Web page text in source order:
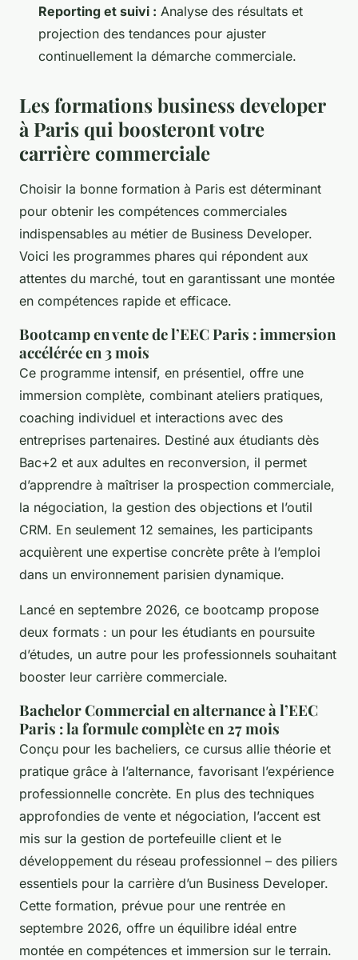
Reporting et suivi : Analyse des résultats et
projection des tendances pour ajuster
continuellement la démarche commerciale.
Les formations business developer
à Paris qui boosteront votre
carrière commerciale
Choisir la bonne formation à Paris est déterminant
pour obtenir les compétences commerciales
indispensables au métier de Business Developer.
Voici les programmes phares qui répondent aux
attentes du marché, tout en garantissant une montée
en compétences rapide et efficace.
Bootcamp en vente de l’EEC Paris : immersion
accélérée en 3 mois
Ce programme intensif, en présentiel, offre une
immersion complète, combinant ateliers pratiques,
coaching individuel et interactions avec des
entreprises partenaires. Destiné aux étudiants dès
Bac+2 et aux adultes en reconversion, il permet
d’apprendre à maîtriser la prospection commerciale,
la négociation, la gestion des objections et l’outil
CRM. En seulement 12 semaines, les participants
acquièrent une expertise concrète prête à l’emploi
dans un environnement parisien dynamique.
Lancé en septembre 2026, ce bootcamp propose
deux formats : un pour les étudiants en poursuite
d’études, un autre pour les professionnels souhaitant
booster leur carrière commerciale.
Bachelor Commercial en alternance à l’EEC
Paris : la formule complète en 27 mois
Conçu pour les bacheliers, ce cursus allie théorie et
pratique grâce à l’alternance, favorisant l’expérience
professionnelle concrète. En plus des techniques
approfondies de vente et négociation, l’accent est
mis sur la gestion de portefeuille client et le
développement du réseau professionnel – des piliers
essentiels pour la carrière d’un Business Developer.
Cette formation, prévue pour une rentrée en
septembre 2026, offre un équilibre idéal entre
montée en compétences et immersion sur le terrain.